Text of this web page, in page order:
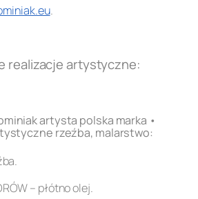
.
realizacje artystyczne:
artysta polska marka •
rzeźba, malarstwo:
– płótno olej.